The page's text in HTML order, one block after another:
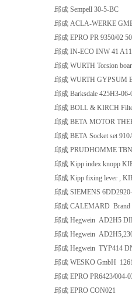
邱成 Sempell 30-5-BC
邱成 ACLA-WERKE
邱成 EPRO PR 9350/02
邱成 IN-ECO INW 41
邱成 WURTH Torsion
邱成 WURTH GYPSUM
邱成 Barksdale 425H3-
邱成 BOLL & KIRCH
邱成 BETA MOTOR
邱成 BETA Socket set
邱成 PRUDHOMME
邱成 Kipp index knopp
邱成 Kipp fixing lever ,
邱成 SIEMENS
邱成 CALEMARD Brand
邱成 Hegwein AD2H5
邱成 Hegwein
邱成 Hegwein TYP414
邱成 WESKO GmbH
邱成 EPRO PR6423/004-
邱成 EPRO CON021